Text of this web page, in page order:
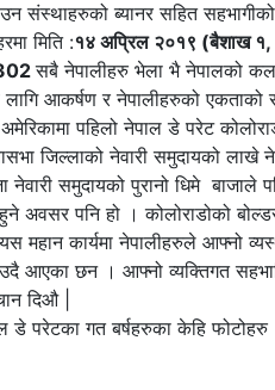
संस्थाहरुको ब्यानर सहित
मिति :१४ अप्रिल २०१९ (बैशाख
सबै नेपालीहरु भेला भै नेपालको
लागि आकर्षण र नेपालीहरुको
डे परेट कोलोराडोको
जिल्लाको नेवारी समुदायको
नेवारी समुदायको पुरानो धिमे
अवसर पनि हो । कोलोराडोको
कार्यमा नेपालीहरुले आफ्नो
आएका छन । आफ्नो व्यक्तिगत
नेपालको
डे परेटका गत बर्षहरुका केहि फोटोहरु